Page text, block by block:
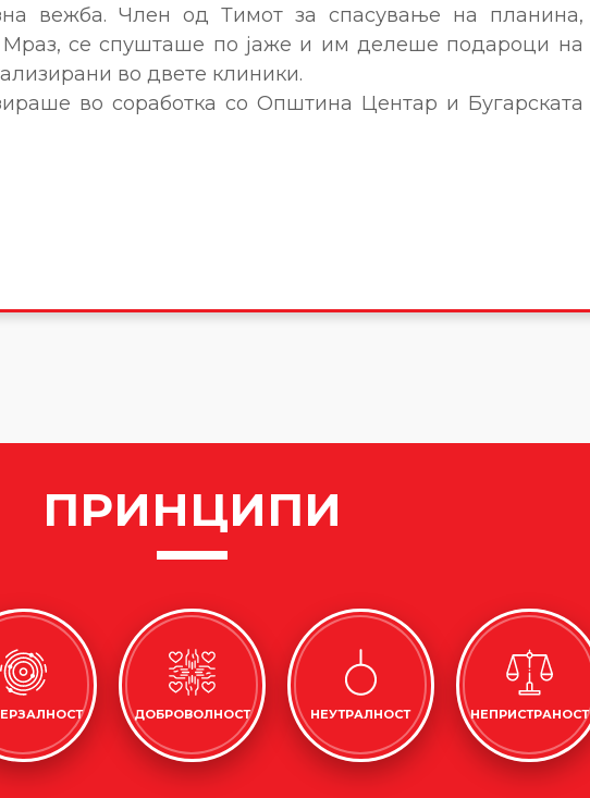
вежба. Член од Тимот за спасување на планина,
се спушташе по јаже и им делеше подароци на
во двете клиники.
во соработка со Општина Центар и Бугарската
ПРИНЦИПИ
ДОБРОВОЛНОСТ НЕУТРАЛНОСТ НЕПРИСТРАНОСТ